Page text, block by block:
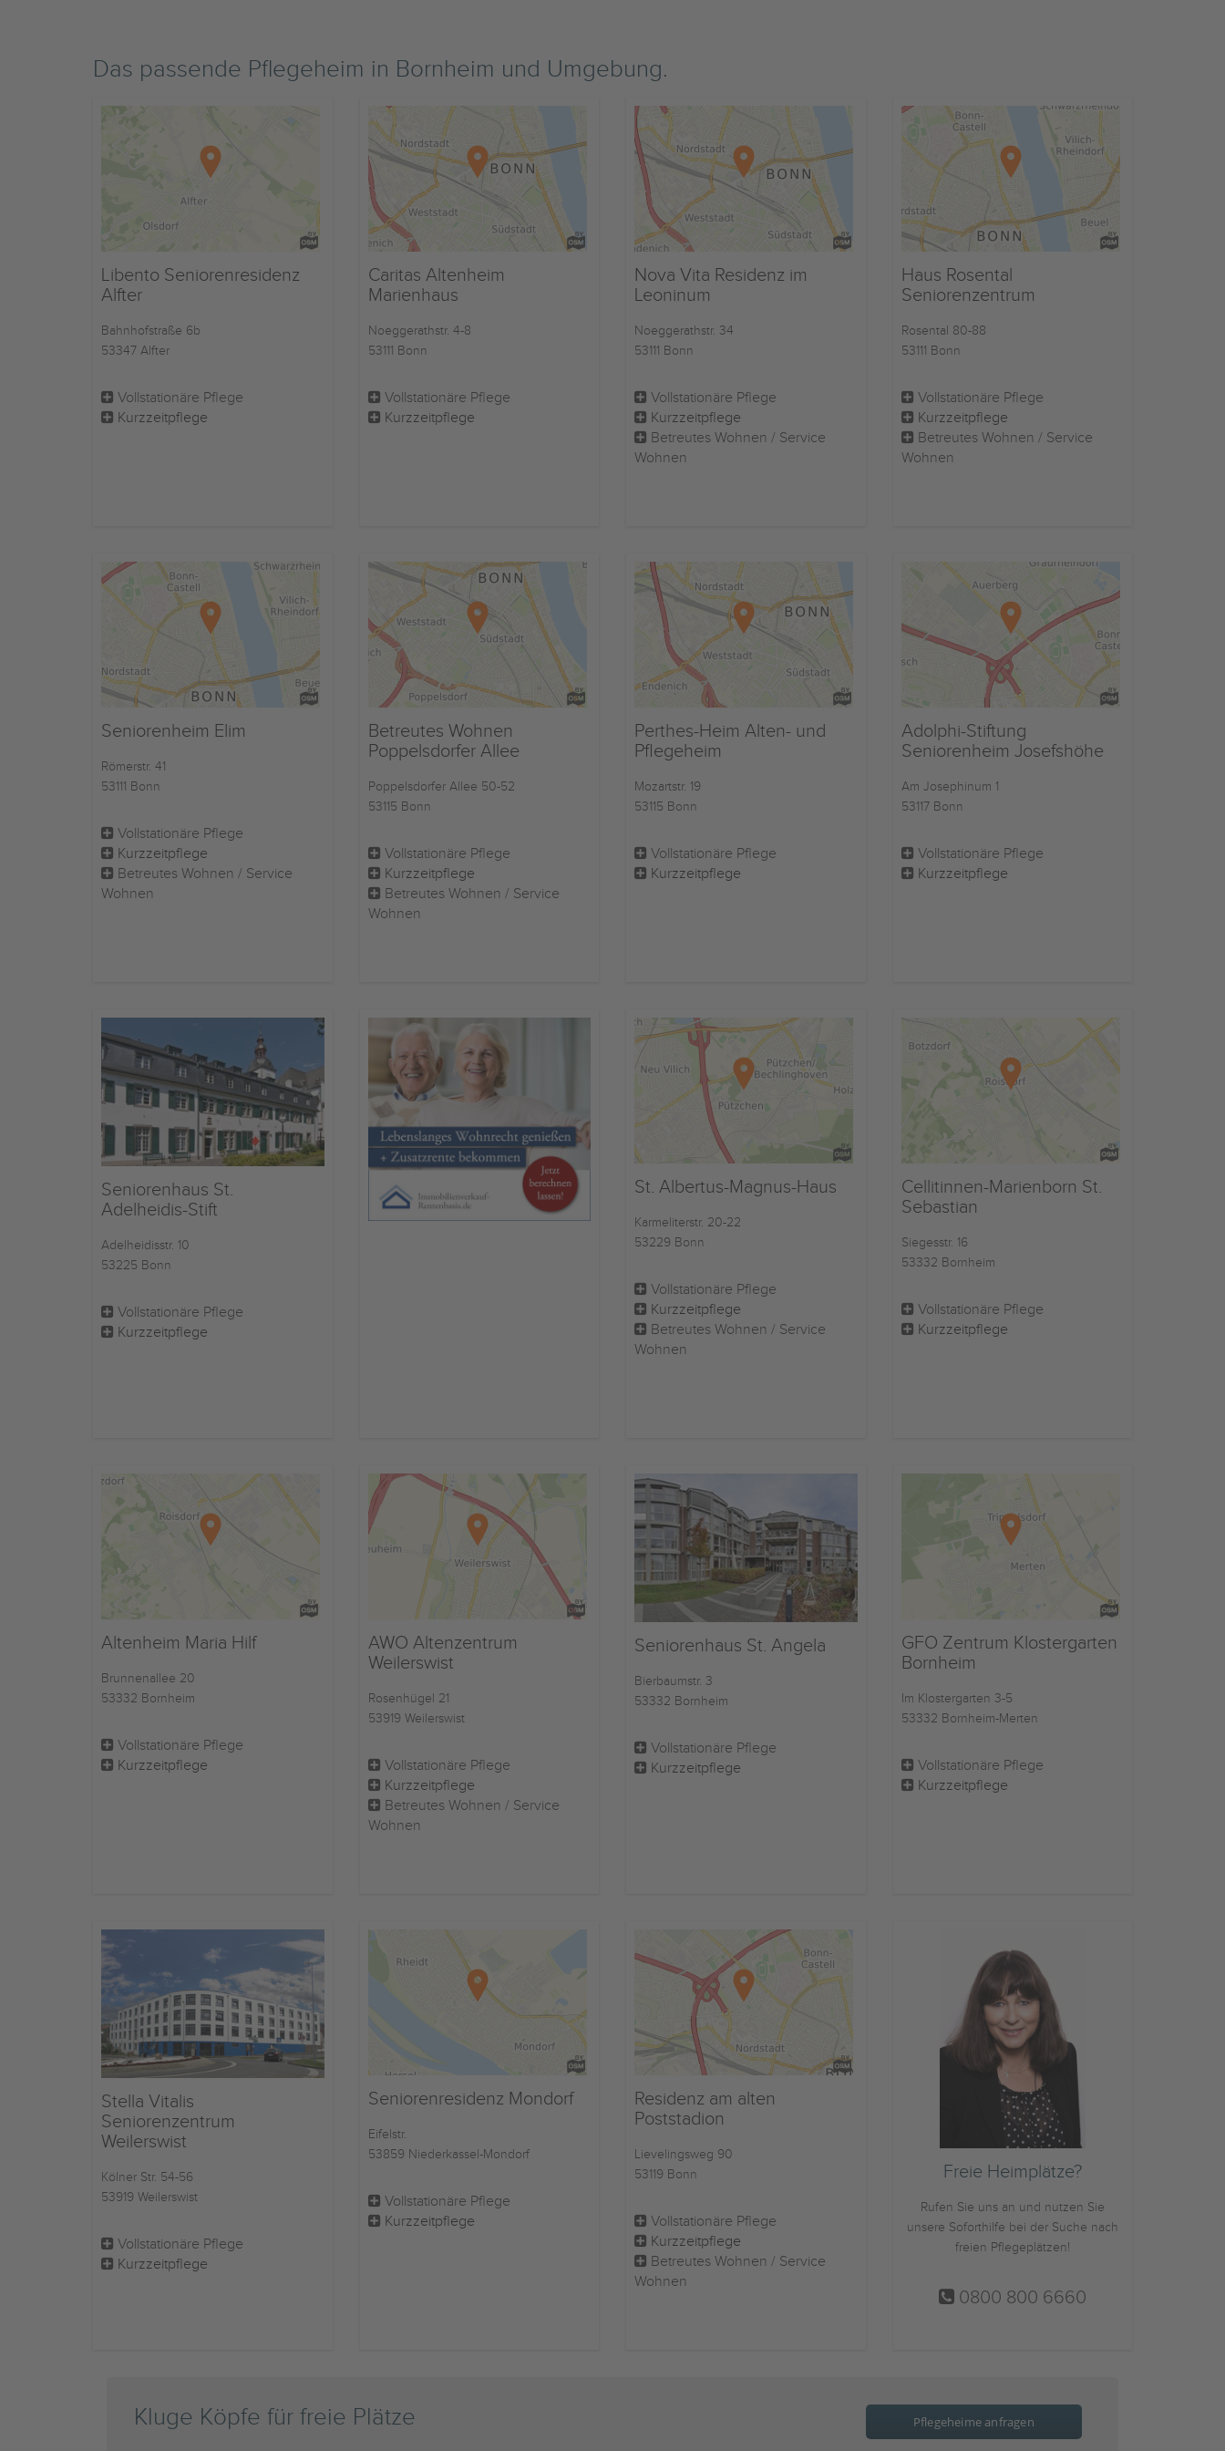
Das passende Pflegeheim in Bornheim und Umgebung.
Libento Seniorenresidenz
Alfter
Bahnhofstraße 6b
53347 Alfter
Vollstationäre Pflege
Kurzzeitpflege
Caritas Altenheim
Marienhaus
Noeggerathstr. 4-8
53111 Bonn
Vollstationäre Pflege
Kurzzeitpflege
Nova Vita Residenz im
Leoninum
Noeggerathstr. 34
53111 Bonn
Vollstationäre Pflege
Kurzzeitpflege
Betreutes Wohnen / Service
Wohnen
Haus Rosental
Seniorenzentrum
Rosental 80-88
53111 Bonn
Vollstationäre Pflege
Kurzzeitpflege
Betreutes Wohnen / Service
Wohnen
Seniorenheim Elim
Römerstr. 41
53111 Bonn
Vollstationäre Pflege
Kurzzeitpflege
Betreutes Wohnen / Service
Wohnen
Betreutes Wohnen
Poppelsdorfer Allee
Poppelsdorfer Allee 50-52
53115 Bonn
Vollstationäre Pflege
Kurzzeitpflege
Betreutes Wohnen / Service
Wohnen
Perthes-Heim Alten- und
Pflegeheim
Mozartstr. 19
53115 Bonn
Vollstationäre Pflege
Kurzzeitpflege
Adolphi-Stiftung
Seniorenheim Josefshöhe
Am Josephinum 1
53117 Bonn
Vollstationäre Pflege
Kurzzeitpflege
Seniorenhaus St.
Adelheidis-Stift
Adelheidisstr. 10
53225 Bonn
Vollstationäre Pflege
Kurzzeitpflege
St. Albertus-Magnus-Haus
Karmeliterstr. 20-22
53229 Bonn
Vollstationäre Pflege
Kurzzeitpflege
Betreutes Wohnen / Service
Wohnen
Cellitinnen-Marienborn St.
Sebastian
Siegesstr. 16
53332 Bornheim
Vollstationäre Pflege
Kurzzeitpflege
Altenheim Maria Hilf
Brunnenallee 20
53332 Bornheim
Vollstationäre Pflege
Kurzzeitpflege
AWO Altenzentrum
Weilerswist
Rosenhügel 21
53919 Weilerswist
Vollstationäre Pflege
Kurzzeitpflege
Betreutes Wohnen / Service
Wohnen
Seniorenhaus St. Angela
Bierbaumstr. 3
53332 Bornheim
Vollstationäre Pflege
Kurzzeitpflege
GFO Zentrum Klostergarten
Bornheim
Im Klostergarten 3-5
53332 Bornheim-Merten
Vollstationäre Pflege
Kurzzeitpflege
Stella Vitalis
Seniorenzentrum
Weilerswist
Kölner Str. 54-56
53919 Weilerswist
Vollstationäre Pflege
Kurzzeitpflege
Seniorenresidenz Mondorf
Eifelstr.
53859 Niederkassel-Mondorf
Vollstationäre Pflege
Kurzzeitpflege
Residenz am alten
Poststadion
Lievelingsweg 90
53119 Bonn
Vollstationäre Pflege
Kurzzeitpflege
Betreutes Wohnen / Service
Wohnen
Freie Heimplätze?
Rufen Sie uns an und nutzen Sie
unsere Soforthilfe bei der Suche nach
freien Pflegeplätzen!
0800 800 6660
Kluge Köpfe für freie Plätze Pflegeheime anfragen